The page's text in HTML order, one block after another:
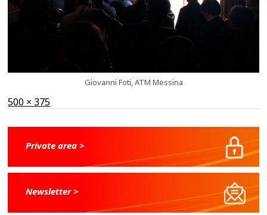
Giovanni Foti, ATM Messina
Full
500 × 375
Private area >
Newsletter >